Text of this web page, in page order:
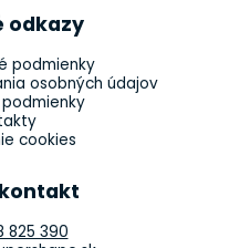
odkazy
podmienky
osobných údajov
cookies
825 390